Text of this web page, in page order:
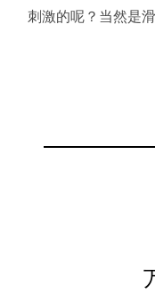
刺激的呢？当然是